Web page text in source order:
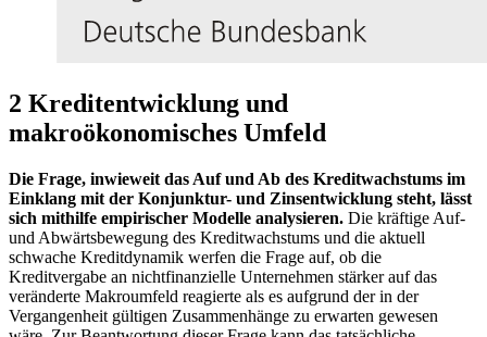
2 Kreditentwicklung und
makroökonomisches Umfeld
Die Frage, inwieweit das Auf und Ab des Kreditwachstums im
Einklang mit der Konjunktur- und Zinsentwicklung steht, lässt
sich mithilfe empirischer Modelle analysieren. Die kräftige Auf-
und Abwärtsbewegung des Kreditwachstums und die aktuell
schwache Kreditdynamik werfen die Frage auf, ob die
Kreditvergabe an nichtfinanzielle Unternehmen stärker auf das
veränderte Makroumfeld reagierte als es aufgrund der in der
Vergangenheit gültigen Zusammenhänge zu erwarten gewesen